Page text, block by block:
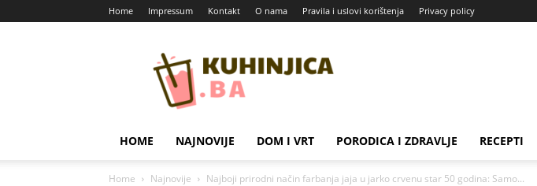
Home Impressum Kontakt O nama Pravila i uslovi korištenja Privacy policy
HOME NAJNOVIJE DOM I VRT PORODICA I ZDRAVLJE RECEPTI
Home Najnovije Najboji prirodni način farbanja jaja u jarko crvenu star 50 godina: Samo...